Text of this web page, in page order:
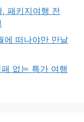
패키지여행 전
에 떠나야만 만날
없는 특가 여행